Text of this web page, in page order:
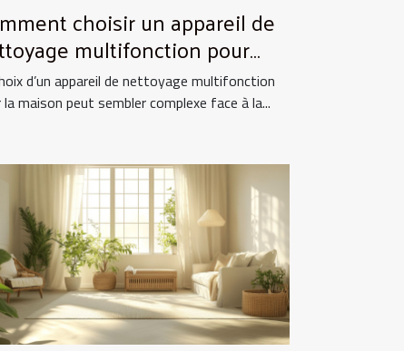
choisir un appareil de
multifonction pour
maison ?
d’un appareil de nettoyage multifonction
la maison peut sembler complexe face à la...